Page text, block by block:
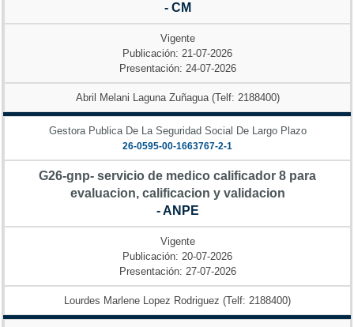
- CM
Vigente
Publicación: 21-07-2026
Presentación: 24-07-2026
Abril Melani Laguna Zuñagua (Telf: 2188400)
Gestora Publica De La Seguridad Social De Largo Plazo
26-0595-00-1663767-2-1
G26-gnp- servicio de medico calificador 8 para
evaluacion, calificacion y validacion
- ANPE
Vigente
Publicación: 20-07-2026
Presentación: 27-07-2026
Lourdes Marlene Lopez Rodriguez (Telf: 2188400)